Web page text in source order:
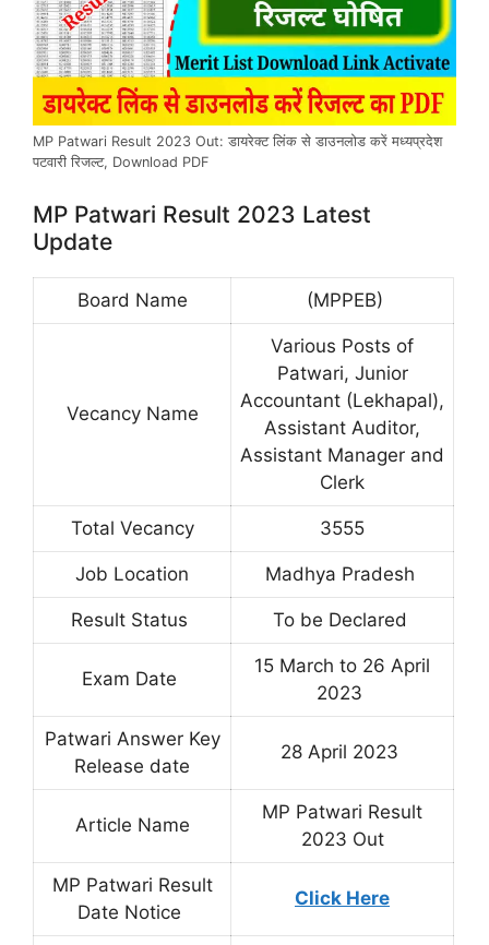
MP Patwari Result 2023 Out: डायरेक्ट लिंक से डाउनलोड करें मध्यप्रदेश
पटवारी रिजल्ट, Download PDF
MP Patwari Result 2023 Latest
Update
Board Name (MPPEB)
Vecancy Name
Various Posts of
Patwari, Junior
Accountant (Lekhapal),
Assistant Auditor,
Assistant Manager and
Clerk
Total Vecancy 3555
Job Location Madhya Pradesh
Result Status To be Declared
Exam Date
15 March to 26 April
2023
Patwari Answer Key
Release date
28 April 2023
Article Name
MP Patwari Result
2023 Out
MP Patwari Result
Date Notice
Click Here